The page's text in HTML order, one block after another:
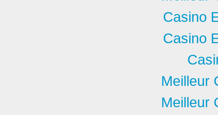
Casino
Casino
Meilleur
Meilleur